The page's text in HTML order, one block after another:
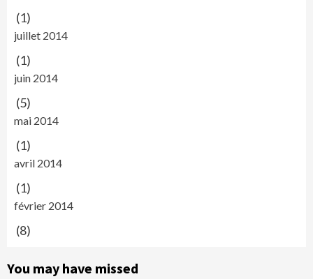
(1)
juillet 2014
(1)
juin 2014
(5)
mai 2014
(1)
avril 2014
(1)
février 2014
(8)
You may have missed